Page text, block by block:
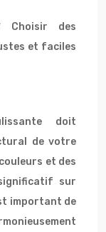
Choisir des
et faciles
doit
de votre
et des
sur
important de